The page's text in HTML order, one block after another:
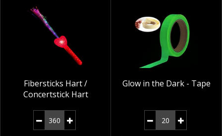
Fibersticks Hart /
Concertstick Hart
Glow in the Dark - Tape